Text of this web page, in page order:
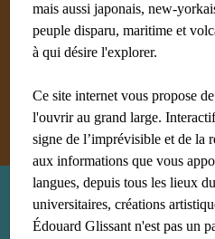
#achiery #acoma #adami
#Aliocha Wald Lasowski
#anthropologie
Afficher tous les mots clés
Recherche : lubat
mais aussi japonais, new-
peuple disparu, maritime et
à qui désire l'explorer.
Ce site internet vous propose
l'ouvrir au grand large.
signe de l’imprévisible et de la
aux informations que vous
langues, depuis tous les lieux
universitaires, créations
Édouard Glissant n'est pas un